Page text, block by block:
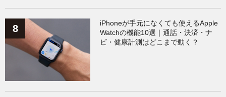
iPhoneが手元になくても使えるApple
Watchの機能10選｜通話・決済・ナ
ビ・健康計測はどこまで動く？